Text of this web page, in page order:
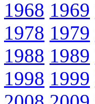
1968 1969
1978 1979
1988 1989
1998 1999